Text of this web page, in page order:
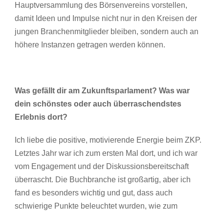
Hauptversammlung des Börsenvereins vorstellen,
damit Ideen und Impulse nicht nur in den Kreisen der
jungen Branchenmitglieder bleiben, sondern auch an
höhere Instanzen getragen werden können.
Was gefällt dir am Zukunftsparlament? Was war
dein schönstes oder auch überraschendstes
Erlebnis dort?
Ich liebe die positive, motivierende Energie beim ZKP.
Letztes Jahr war ich zum ersten Mal dort, und ich war
vom Engagement und der Diskussionsbereitschaft
überrascht. Die Buchbranche ist großartig, aber ich
fand es besonders wichtig und gut, dass auch
schwierige Punkte beleuchtet wurden, wie zum